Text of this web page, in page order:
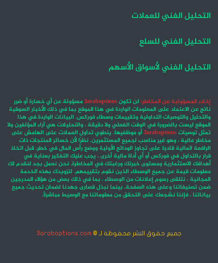
التحليل الفني للعملات
التحليل الفني للسلع
التحليل الفني لأسواق الأسهم
إخلاء المسؤولية عن المخاطر: لن تكون3araboptionsمسؤولة عن أي خسارة أو ضرر
ناتج عن الاعتماد على المعلومات الواردة في هذا الموقع بما في ذلك الأخبار السوقية
والتحليل والتوصيات التداولية وتقييمات وسطاء فوركس. البيانات الواردة في هذا
الموقع ليست بالضرورة في الوقت الفعلي ولا دقيقة ، والتحليلات هي آراء المؤلفين ولا
تمثل توصيات3araboptionsأو موظفيها. ينطوي تداول العملات على الهامش على
مخاطر عالية ، وهو غير مناسب لجميع المستثمرين. نظرًا لأن خسائر المنتجات ذات
الرافعة المالية قادرة على تجاوز الودائع الأولية ووضع رأس المال في خطر. قبل اتخاذ
قرار بالتداول في فوركس أو أي أداة مالية أخرى ، يجب عليك التفكير بعناية في
أهدافك الاستثمارية ومستوى خبرتك ورغبتك في المخاطرة. نحن نعمل بجد لنقدم لك
معلومات قيمة عن جميع الوسطاء الذين نقوم بتقييمهم. لتزويدك بهذه الخدمة
المجانية ، نتلقى رسوم إعلانات من الوسطاء ، بما في ذلك بعض من هؤلاء المدرجين
ضمن تصنيفاتنا وعلى هذه الصفحة. بينما نبذل قصارى جهدنا لضمان تحديث جميع
بياناتنا ، فإننا نشجعك على التحقق من معلوماتنا مع الوسيط مباشرةً.
جميع حقوق النشر محفوظة لـ © 3araboptions.com